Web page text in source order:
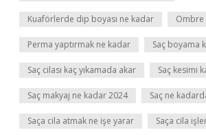
Kuaförlerde dip boyası ne kadar Ombre
Perma yaptırmak ne kadar Saç boyama
Saç cilası kaç yıkamada akar Saç kesimi
Saç makyaj ne kadar 2024 Saç ne
Saça cila atmak ne işe yarar Saça cila